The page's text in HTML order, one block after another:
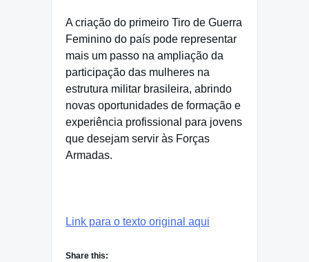
A criação do primeiro Tiro de Guerra
Feminino do país pode representar
mais um passo na ampliação da
participação das mulheres na
estrutura militar brasileira, abrindo
novas oportunidades de formação e
experiência profissional para jovens
que desejam servir às Forças
Armadas.
Link para o texto original aqui
Share this: